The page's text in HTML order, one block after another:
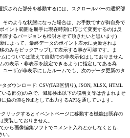
された部分を移動するには、スクロールバーの選択部
そのような状態になった場合は、お手数ですが御自身で
イント範囲を勝手に現在時刻に応じて変更するのは反
するバージョンも検討させて頂きたいと思います)
によって、最終データのポイント表示に更新されま
のみをピックアップして表示する事が可能です。ま
については敢えて自動での非表示化はしておりません
の表示・非表示を設定できるように指定してある為
ーザが非表示にしたルームでも、次のデータ更新のタ
ダウンロード: CSV(TAB区切り), JSON, XLSX, HTML
る部分)のみで、減算検出以下の説明文等は含まれませ
負の値をNullとして出力するAPIを通しています。
リックするとイベントページに移動する機能は既存の
装しておりません。
から画像編集ソフトでコメント入れとかしなくとも、
。